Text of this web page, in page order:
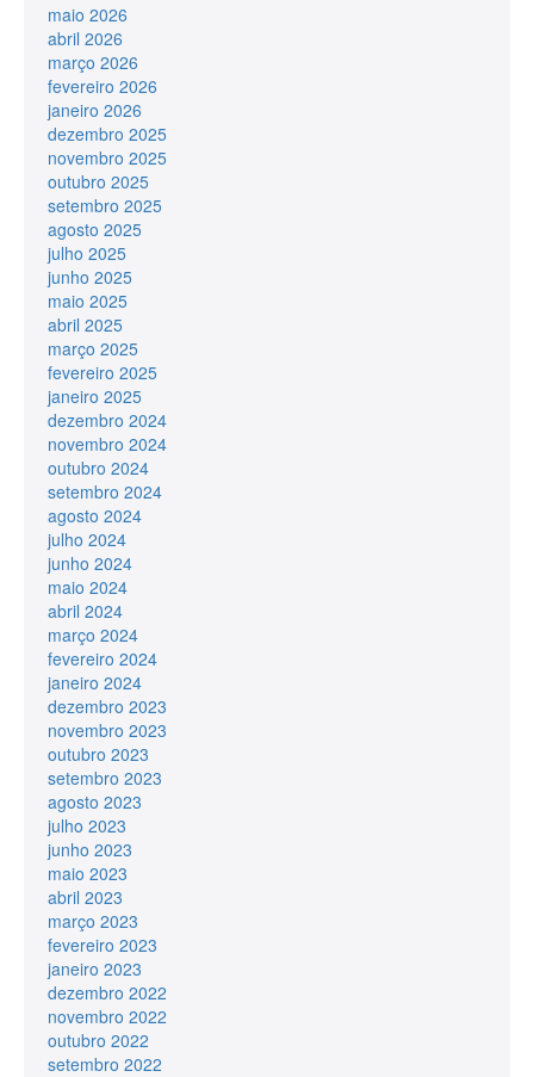
maio 2026
abril 2026
março 2026
fevereiro 2026
janeiro 2026
dezembro 2025
novembro 2025
outubro 2025
setembro 2025
agosto 2025
julho 2025
junho 2025
maio 2025
abril 2025
março 2025
fevereiro 2025
janeiro 2025
dezembro 2024
novembro 2024
outubro 2024
setembro 2024
agosto 2024
julho 2024
junho 2024
maio 2024
abril 2024
março 2024
fevereiro 2024
janeiro 2024
dezembro 2023
novembro 2023
outubro 2023
setembro 2023
agosto 2023
julho 2023
junho 2023
maio 2023
abril 2023
março 2023
fevereiro 2023
janeiro 2023
dezembro 2022
novembro 2022
outubro 2022
setembro 2022